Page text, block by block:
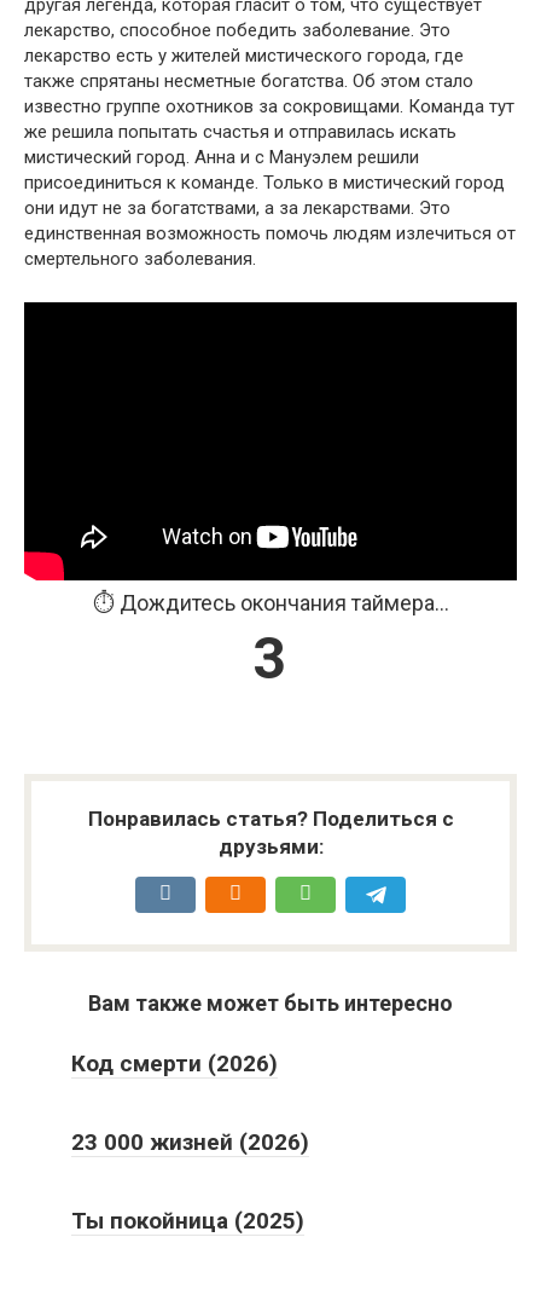
другая легенда, которая гласит о том, что существует
лекарство, способное победить заболевание. Это
лекарство есть у жителей мистического города, где
также спрятаны несметные богатства. Об этом стало
известно группе охотников за сокровищами. Команда тут
же решила попытать счастья и отправилась искать
мистический город. Анна и с Мануэлем решили
присоединиться к команде. Только в мистический город
они идут не за богатствами, а за лекарствами. Это
единственная возможность помочь людям излечиться от
смертельного заболевания.
⏱️ Дождитесь окончания таймера...
3
Понравилась статья? Поделиться с
друзьями:
Вам также может быть интересно
Код смерти (2026)
23 000 жизней (2026)
Ты покойница (2025)